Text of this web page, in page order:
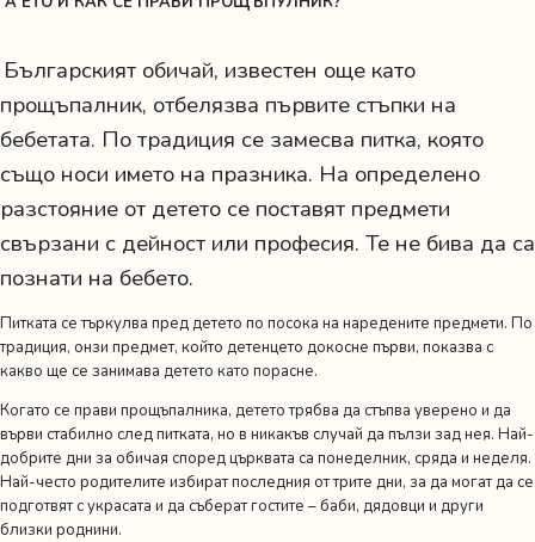
Българският обичай, известен още като
прощъпалник, отбелязва първите стъпки на
бебетата. По традиция се замесва питка, която
също носи името на празника. На определено
разстояние от детето се поставят предмети
свързани с дейност или професия. Те не бива да са
познати на бебето.
Питката се търкулва пред детето по посока на наредените предмети. По
традиция, онзи предмет, който детенцето докосне първи, показва с
какво ще се занимава детето като порасне.
Когато се прави прощъпалника, детето трябва да стъпва уверено и да
върви стабилно след питката, но в никакъв случай да пълзи зад нея. Най-
добрите дни за обичая според църквата са понеделник, сряда и неделя.
Най-често родителите избират последния от трите дни, за да могат да се
подготвят с украсата и да съберат гостите – баби, дядовци и други
близки роднини.